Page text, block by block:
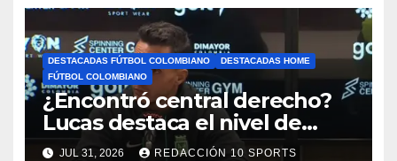
DESTACADAS FÚTBOL COLOMBIANO
DESTACADAS HOME
FÚTBOL COLOMBIANO
¿Encontró central derecho?
Lucas destaca el nivel de
Néider Parra
JUL 31, 2026 REDACCIÓN 10 SPORTS